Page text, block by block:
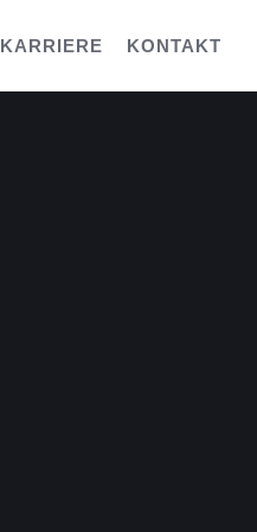
KARRIERE KONTAKT